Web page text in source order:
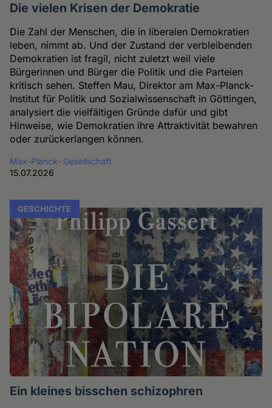
Die vielen Krisen der Demokratie
Die Zahl der Menschen, die in liberalen Demokratien
leben, nimmt ab. Und der Zustand der verbleibenden
Demokratien ist fragil, nicht zuletzt weil viele
Bürgerinnen und Bürger die Politik und die Parteien
kritisch sehen. Steffen Mau, Direktor am Max-Planck-
Institut für Politik und Sozialwissenschaft in Göttingen,
analysiert die vielfältigen Gründe dafür und gibt
Hinweise, wie Demokratien ihre Attraktivität bewahren
oder zurückerlangen können.
Max-Planck- Gesellschaft
15.07.2026
GESCHICHTE
Ein kleines bisschen schizophren